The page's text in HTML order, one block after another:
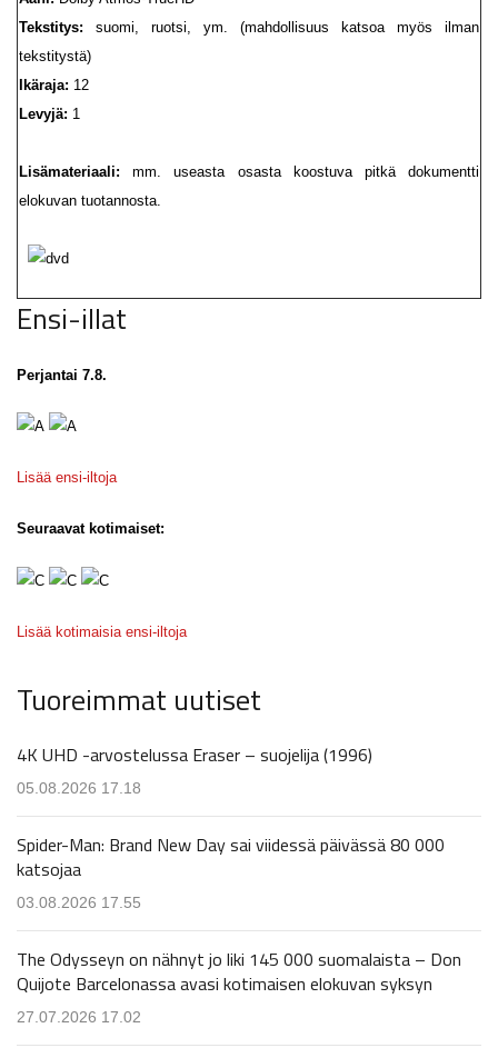
Tekstitys: suomi, ruotsi, ym. (mahdollisuus katsoa myös ilman
tekstitystä)
Ikäraja: 12
Levyjä: 1
Lisämateriaali: mm. useasta osasta koostuva pitkä dokumentti
elokuvan tuotannosta.
Ensi-illat
Perjantai 7.8.
Lisää ensi-iltoja
Seuraavat kotimaiset:
Lisää kotimaisia ensi-iltoja
Tuoreimmat uutiset
4K UHD -arvostelussa Eraser – suojelija (1996)
05.08.2026 17.18
Spider-Man: Brand New Day sai viidessä päivässä 80 000
katsojaa
03.08.2026 17.55
The Odysseyn on nähnyt jo liki 145 000 suomalaista – Don
Quijote Barcelonassa avasi kotimaisen elokuvan syksyn
27.07.2026 17.02